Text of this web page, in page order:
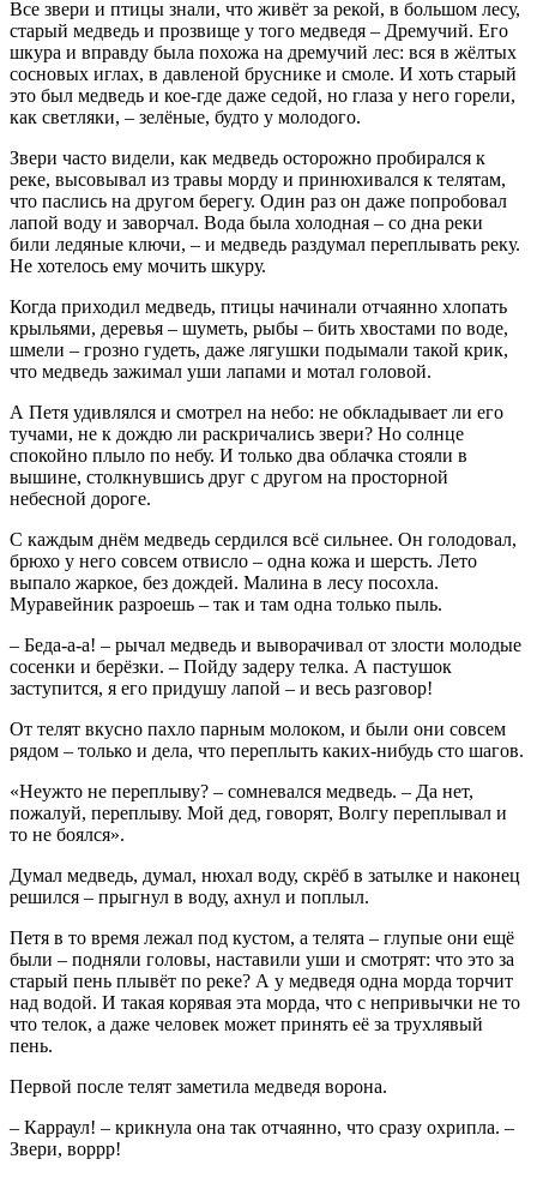
Все звери и птицы знали, что живёт за рекой, в большом лесу,
старый медведь и прозвище у того медведя – Дремучий. Его
шкура и вправду была похожа на дремучий лес: вся в жёлтых
сосновых иглах, в давленой бруснике и смоле. И хоть старый
это был медведь и кое-где даже седой, но глаза у него горели,
как светляки, – зелёные, будто у молодого.
Звери часто видели, как медведь осторожно пробирался к
реке, высовывал из травы морду и принюхивался к телятам,
что паслись на другом берегу. Один раз он даже попробовал
лапой воду и заворчал. Вода была холодная – со дна реки
били ледяные ключи, – и медведь раздумал переплывать реку.
Не хотелось ему мочить шкуру.
Когда приходил медведь, птицы начинали отчаянно хлопать
крыльями, деревья – шуметь, рыбы – бить хвостами по воде,
шмели – грозно гудеть, даже лягушки подымали такой крик,
что медведь зажимал уши лапами и мотал головой.
А Петя удивлялся и смотрел на небо: не обкладывает ли его
тучами, не к дождю ли раскричались звери? Но солнце
спокойно плыло по небу. И только два облачка стояли в
вышине, столкнувшись друг с другом на просторной
небесной дороге.
С каждым днём медведь сердился всё сильнее. Он голодовал,
брюхо у него совсем отвисло – одна кожа и шерсть. Лето
выпало жаркое, без дождей. Малина в лесу посохла.
Муравейник разроешь – так и там одна только пыль.
– Беда-а-а! – рычал медведь и выворачивал от злости молодые
сосенки и берёзки. – Пойду задеру телка. А пастушок
заступится, я его придушу лапой – и весь разговор!
От телят вкусно пахло парным молоком, и были они совсем
рядом – только и дела, что переплыть каких-нибудь сто шагов.
«Неужто не переплыву? – сомневался медведь. – Да нет,
пожалуй, переплыву. Мой дед, говорят, Волгу переплывал и
то не боялся».
Думал медведь, думал, нюхал воду, скрёб в затылке и наконец
решился – прыгнул в воду, ахнул и поплыл.
Петя в то время лежал под кустом, а телята – глупые они ещё
были – подняли головы, наставили уши и смотрят: что это за
старый пень плывёт по реке? А у медведя одна морда торчит
над водой. И такая корявая эта морда, что с непривычки не то
что телок, а даже человек может принять её за трухлявый
пень.
Первой после телят заметила медведя ворона.
– Карраул! – крикнула она так отчаянно, что сразу охрипла. –
Звери, воррр!